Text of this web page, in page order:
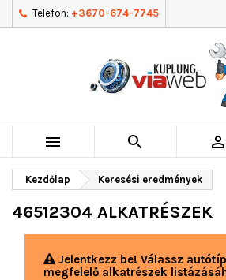
Telefon: +3670-674-7745
  
Kezdőlap Keresési eredmények
46512304 ALKATRÉSZEK
Jelentkezz be! Válassz
megfelelő alkatrészek